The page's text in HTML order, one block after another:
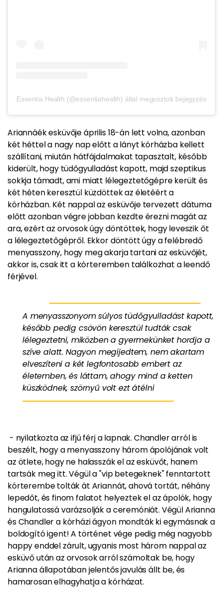
Essentia Health (@essentiahealth) által megosztott bejegyzés
Ariannáék esküvője április 18-án lett volna, azonban
két héttel a nagy nap előtt a lányt kórházba kellett
szállítani, miután hátfájdalmakat tapasztalt, később
kiderült, hogy tüdőgyulladást kapott, majd szeptikus
sokkja támadt, ami miatt lélegeztetőgépre került és
két héten keresztül küzdöttek az életéért a
kórházban. Két nappal az esküvője tervezett dátuma
előtt azonban végre jobban kezdte érezni magát az
ara, ezért az orvosok úgy döntöttek, hogy leveszik őt
a lélegeztetőgépről. Ekkor döntött úgy a felébredő
menyasszony, hogy meg akarja tartani az esküvőjét,
akkor is, csak itt a kórteremben találkozhat a leendő
férjével.
A menyasszonyom súlyos tüdőgyulladást kapott,
később pedig csövön keresztül tudták csak
lélegeztetni, miközben a gyermekünket hordja a
szíve alatt. Nagyon megijedtem, nem akartam
elveszíteni a két legfontosabb embert az
életemben, és láttam, ahogy mind a ketten
küszködnek, szörnyű volt ezt átélni
- nyilatkozta az ifjú férj a lapnak. Chandler arról is
beszélt, hogy a menyasszony három ápolójának volt
az ötlete, hogy ne halasszák el az esküvőt, hanem
tartsák meg itt. Végül a "vip betegeknek" fenntartott
kórterembe tolták át Ariannát, ahová tortát, néhány
lepedőt, és finom falatot helyeztek el az ápolók, hogy
hangulatossá varázsolják a ceremóniát. Végül Arianna
és Chandler a kórházi ágyon mondták ki egymásnak a
boldogító igent! A történet vége pedig még nagyobb
happy enddel zárult, ugyanis most három nappal az
esküvő után az orvosok arról számoltak be, hogy
Arianna állapotában jelentős javulás állt be, és
hamarosan elhagyhatja a kórházat.